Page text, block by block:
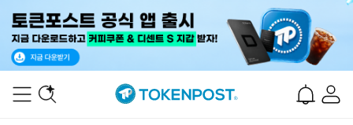
Dogecoin (DOGE) 99.19(-0.86%)